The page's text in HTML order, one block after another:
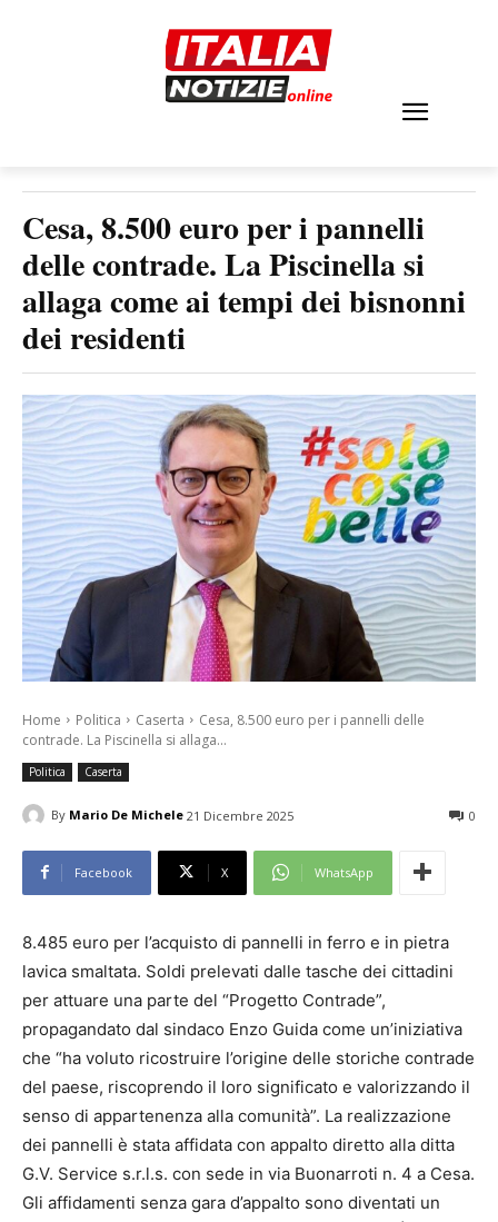
Cesa, 8.500 euro per i pannelli
delle contrade. La Piscinella si
allaga come ai tempi dei bisnonni
dei residenti
Home Politica Caserta
Cesa, 8.500 euro per i pannelli delle
contrade. La Piscinella si allaga...
Politica Caserta
By Mario De Michele 21 Dicembre 2025 0
Facebook X WhatsApp
8.485 euro per l’acquisto di pannelli in ferro e in pietra
lavica smaltata. Soldi prelevati dalle tasche dei cittadini
per attuare una parte del “Progetto Contrade”,
propagandato dal sindaco Enzo Guida come un’iniziativa
che “ha voluto ricostruire l’origine delle storiche contrade
del paese, riscoprendo il loro significato e valorizzando il
senso di appartenenza alla comunità”. La realizzazione
dei pannelli è stata affidata con appalto diretto alla ditta
G.V. Service s.r.l.s. con sede in via Buonarroti n. 4 a Cesa.
Gli affidamenti senza gara d’appalto sono diventati un